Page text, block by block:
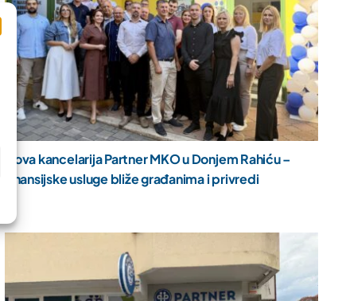
Nova kancelarija Partner MKO u Donjem Rahiću –
finansijske usluge bliže građanima i privredi